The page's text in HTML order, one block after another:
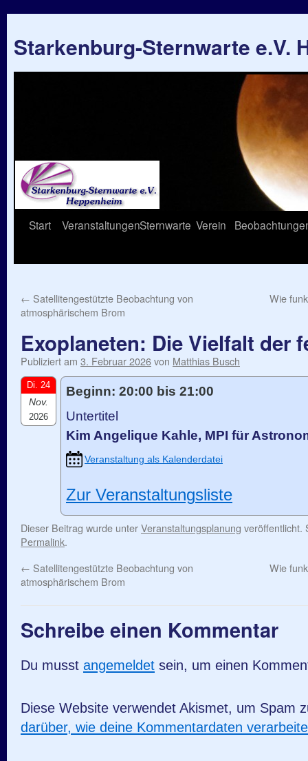
Starkenburg-Sternwarte e.V.
Springe
Start VeranstaltungenSternwarte Verein
← Satellitengestützte Beobachtung von
atmosphärischem Brom
Wie
Exoplaneten: Die Vielfalt der
Publiziert am 3. Februar 2026von Matthias Busch
Di. 24
Nov.
2026
Beginn: 20:00 bis 21:00
Untertitel
Kim Angelique Kahle, MPI für
Veranstaltung als Kalenderdatei
Zur Veranstaltungsliste
Dieser Beitrag wurde unterVeranstaltungsplanung veröffentlicht.
Permalink.
← Satellitengestützte Beobachtung von
atmosphärischem Brom
Wie
Schreibe einen Kommentar
Du musst angemeldet sein, um einen
Diese Website verwendet Akismet, um Spam
darüber, wie deine Kommentardaten